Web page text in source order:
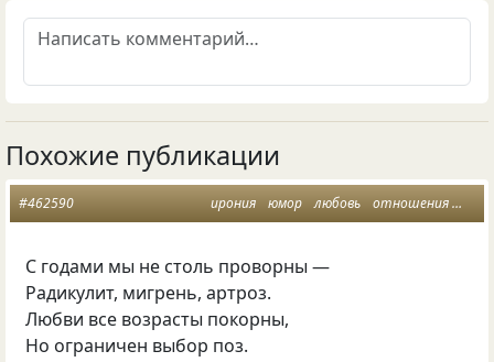
Похожие публикации
ирония юмор любовь отношения
#462590
С годами мы не столь проворны —
Радикулит, мигрень, артроз.
Любви все возрасты покорны,
Но ограничен выбор поз.